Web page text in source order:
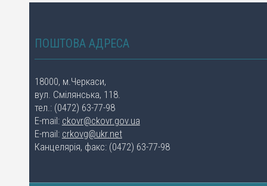
ПОШТОВА АДРЕСА
18000, м.Черкаси,
вул. Смілянська, 118.
тел.: (0472) 63-77-98
E-mail: ckovr@ckovr.gov.ua
E-mail: crkovg@ukr.net
Канцелярія, факс: (0472) 63-77-98